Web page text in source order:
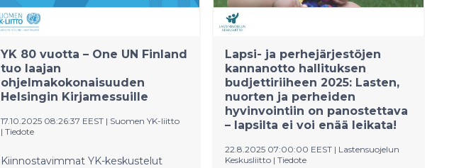
YK 80 vuotta – One UN Finland
tuo laajan
ohjelmakokonaisuuden
Helsingin Kirjamessuille
17.10.2025 08:26:37 EEST | Suomen YK-liitto
| Tiedote
Kiinnostavimmat YK-keskustelut
Lapsi- ja perhejärjestöjen
kannanotto hallituksen
budjettiriiheen 2025: Lasten,
nuorten ja perheiden
hyvinvointiin on panostettava
– lapsilta ei voi enää leikata!
22.8.2025 07:00:00 EEST | Lastensuojelun
Keskusliitto | Tiedote